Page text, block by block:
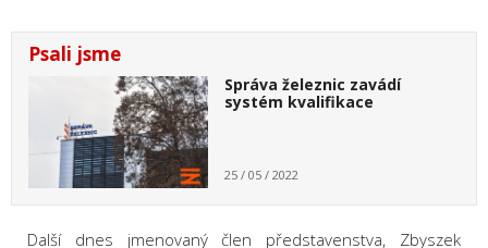
Psali jsme
Správa železnic zavádí
systém kvalifikace
25 / 05 / 2022
Další dnes jmenovaný člen představenstva, Zbyszek